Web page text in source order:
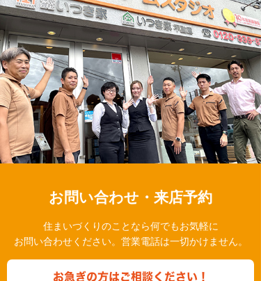
お問い合わせ・来店予約
住まいづくりのことなら何でもお気軽に
お問い合わせください。営業電話は一切かけません。
お急ぎの方はご相談ください！